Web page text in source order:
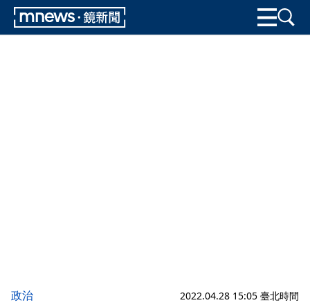
政治 2022.04.28 15:05 臺北時間